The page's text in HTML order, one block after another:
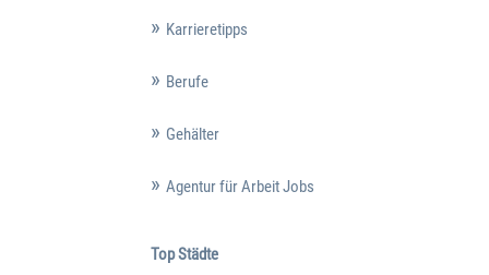
Karrieretipps
Berufe
Gehälter
Agentur für Arbeit Jobs
Top Städte